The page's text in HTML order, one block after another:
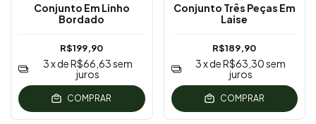
Conjunto Em Linho
Bordado
R$199,90
3x deR$66,63sem
juros
COMPRAR
Conjunto Três Peças Em
Laise
R$189,90
3x deR$63,30sem
juros
COMPRAR